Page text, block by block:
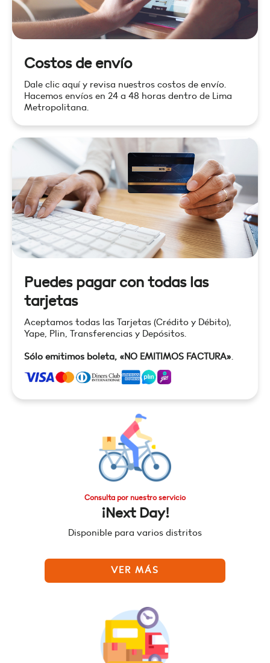
Costos de envío
Dale clic aquí y revisa nuestros costos de envío.
Hacemos envíos en 24 a 48 horas dentro de Lima
Metropolitana.
Puedes pagar con todas las
tarjetas
Aceptamos todas las Tarjetas (Crédito y Débito),
Yape, Plin, Transferencias y Depósitos.
Sólo emitimos boleta, «NO EMITIMOS FACTURA».
Consulta por nuestro servicio
¡Next Day!
Disponible para varios distritos
VER MÁS